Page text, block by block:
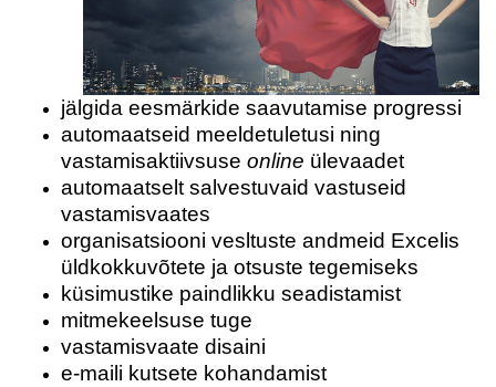
jälgida eesmärkide saavutamise progressi
automaatseid meeldetuletusi ning
vastamisaktiivsuse online ülevaadet
automaatselt salvestuvaid vastuseid
vastamisvaates
organisatsiooni vesltuste andmeid Excelis
üldkokkuvõtete ja otsuste tegemiseks
küsimustike paindlikku seadistamist
mitmekeelsuse tuge
vastamisvaate disaini
e-maili kutsete kohandamist
LIITU UUDISKIRJAGA
Ära jää ilma uudistest ja põnevatest lugudest
personaliarenduse valdkonnas